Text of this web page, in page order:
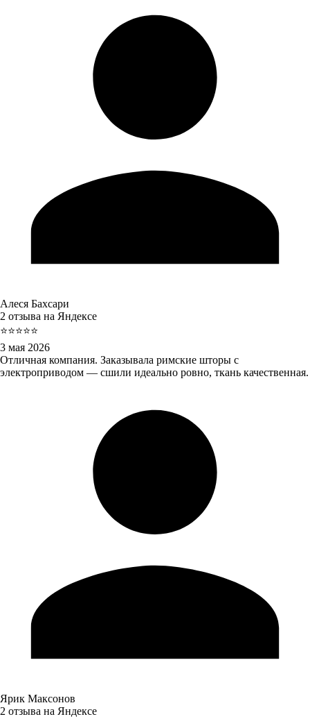
Алеся Бахсари
2 отзыва на Яндексе
⭐⭐⭐⭐⭐
3 мая 2026
Отличная компания. Заказывала римские шторы с
электроприводом — сшили идеально ровно, ткань качественная.
Ярик Максонов
2 отзыва на Яндексе